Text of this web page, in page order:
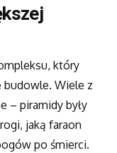
który
Wiele z
– piramidy były
jaką faraon
po śmierci.